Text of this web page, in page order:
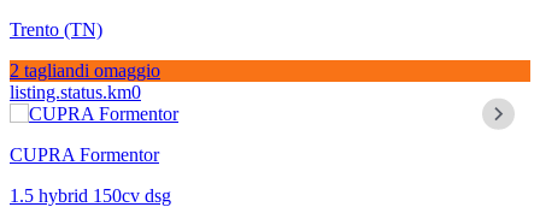
Trento (TN)
2 tagliandi omaggio
listing.status.km0
CUPRA Formentor
1.5 hybrid 150cv dsg